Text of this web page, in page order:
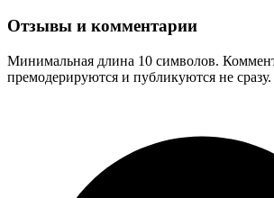
Отзывы и комментарии
Минимальная длина 10 символов.
премодерируются и публикуются не сразу.